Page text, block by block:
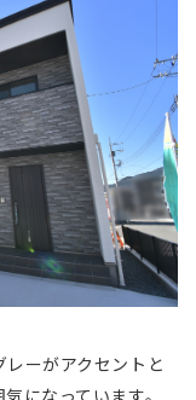
ーがアクセントと
になっています。